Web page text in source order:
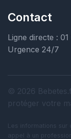
Contact
Ligne directe :
Urgence 24/7
© 2026
protéger votre
Les informations sur
appel à un